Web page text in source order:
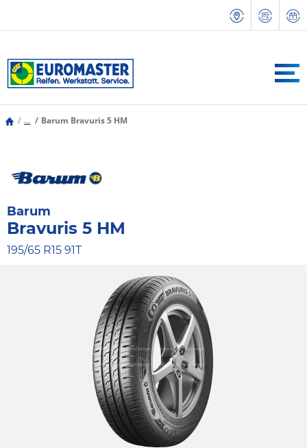
... Barum Bravuris 5 HM
Barum
Bravuris 5 HM
195/65 R15 91T